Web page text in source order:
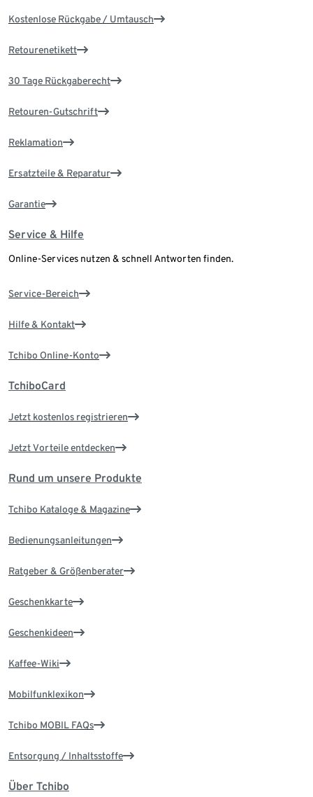
Kostenlose Rückgabe / Umtausch
Retourenetikett
30 Tage Rückgaberecht
Retouren-Gutschrift
Reklamation
Ersatzteile & Reparatur
Garantie
Service & Hilfe
Online-Services nutzen & schnell Antworten finden.
Service-Bereich
Hilfe & Kontakt
Tchibo Online-Konto
TchiboCard
Jetzt kostenlos registrieren
Jetzt Vorteile entdecken
Rund um unsere Produkte
Tchibo Kataloge & Magazine
Bedienungsanleitungen
Ratgeber & Größenberater
Geschenkkarte
Geschenkideen
Kaffee-Wiki
Mobilfunklexikon
Tchibo MOBIL FAQs
Entsorgung / Inhaltsstoffe
Über Tchibo